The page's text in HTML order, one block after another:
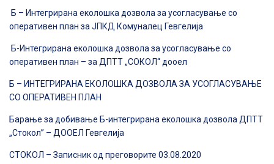
Б – Интегрирана еколошка дозвола за усогласување со
оперативен план за ЈПКД Комуналец Гевгелија
Б-Интегрирана еколошка дозвола за усогласување со
оперативен план – за ДПТТ „СОКОЛ“ дооел
Б – ИНТЕГРИРАНА ЕКОЛОШКА ДОЗВОЛА ЗА УСОГЛАСУВАЊЕ
СО ОПЕРАТИВЕН ПЛАН
Барање за добивање Б-интегрирана еколошка дозвола ДПТТ
„Стокол” – ДООЕЛ Гевгелија
СТОКОЛ – Записник од преговорите 03.08.2020